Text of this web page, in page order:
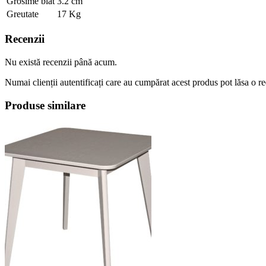
Greutate
17 Kg
Recenzii
Nu există recenzii până acum.
Numai clienții autentificați care au cumpărat acest produs pot lăsa o
Produse similare